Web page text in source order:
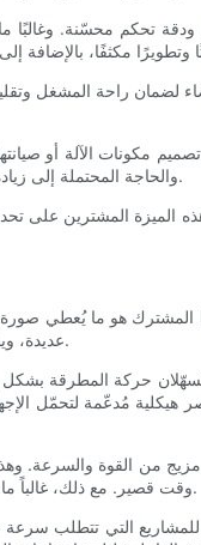
تحكم محسّنة. وغالبًا
لضمان راحة المشغل
مكونات الآلة أو
والحاجة المحتملة إلى زيادة الصيانة، مما قد يؤثر بشكل غير مباشر على التكاليف الإجمالية للمشروع.
الميزة المشترين على
هو ما يُعطي
عديدة، ويجب تقييمهما معًا لفهم كيفية تسعير الشركات المصنعة لمعدات دق الركائز.
يُسهّلان حركة المطرقة
مُدعّمة لتحمّل
من القوة والسرعة.
وقت قصير. مع ذلك، غالباً ما تكون أسعار هذه الآلات مرتفعة نظراً لتصميمها وفق أعلى مستويات الأداء.
التي تتطلب